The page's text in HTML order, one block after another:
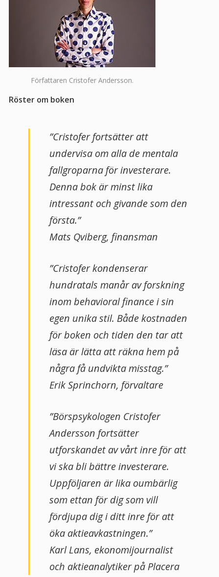
Författaren Cristofer Andersson.
Röster om boken
”Cristofer fortsätter att
undervisa om alla de mentala
fallgroparna för investerare.
Denna bok är minst lika
intressant och givande som den
första.”
Mats Qviberg, finansman
”Cristofer kondenserar
hundratals manår av forskning
inom behavioral finance i sin
egen unika stil. Både kostnaden
för boken och tiden den tar att
läsa är lätta att räkna hem på
några få undvikta misstag.”
Erik Sprinchorn, förvaltare
”Börspsykologen Cristofer
Andersson fortsätter
utforskandet av vårt inre för att
vi ska bli bättre investerare.
Uppföljaren är lika oumbärlig
som ettan för dig som vill
fördjupa dig i ditt inre för att
öka aktieavkastningen.”
Karl Lans, ekonomijournalist
och aktieanalytiker på Placera